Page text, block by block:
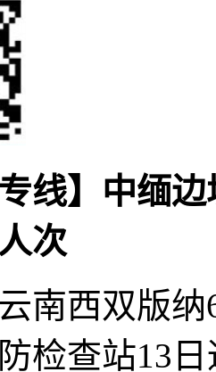
专线】中缅
次
云南西双版
检查站13